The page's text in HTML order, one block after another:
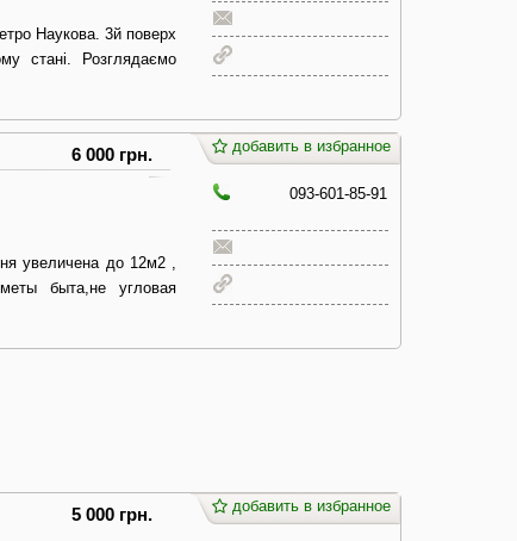
Наукова. 3й поверх
стані. Розглядаємо
6 000 грн.
увеличена до 12м2 ,
быта,не угловая
добавить в избранное
093-601-85-91
5 000 грн. добавить в избранное